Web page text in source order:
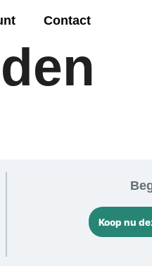
Contact
Koop nu